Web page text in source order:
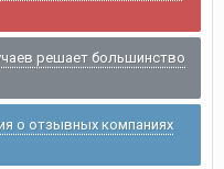
решает большинство
о отзывных компаниях